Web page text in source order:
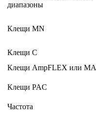
диапазоны
Клещи MN
Клещи C
Клещи AmpFLEX или MA
Клещи PAC
Частота